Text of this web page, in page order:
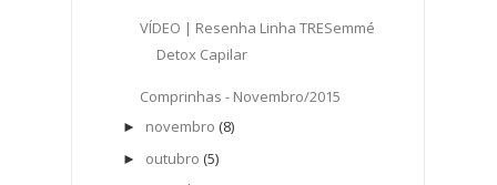
VÍDEO | Resenha Linha TRESemmé
Detox Capilar
Comprinhas - Novembro/2015
► novembro (8)
► outubro (5)